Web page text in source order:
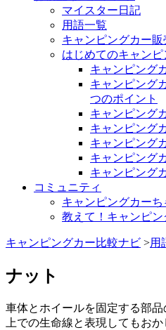
マイスター日記
用語一覧
キャンピングカー販
はじめてのキャンピ
キャンピング
キャンピング
つのポイント
キャンピング
キャンピング
キャンピング
キャンピング
キャンピング
コミュニティ
キャンピングカーち
教えて！キャンピン
キャンピングカー比較ナビ >用
ナット
車体とホイールを固定する部
上での生命線と表現してもお